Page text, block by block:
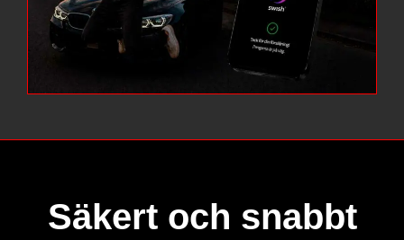
Säkert och snabbt